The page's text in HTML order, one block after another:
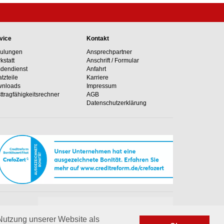
unserer Website als
Kontakt
Ansprechpartner
Anschrift / Formular
Anfahrt
Karriere
Impressum
AGB
Datenschutzerklärung
+49 02364 50499-0